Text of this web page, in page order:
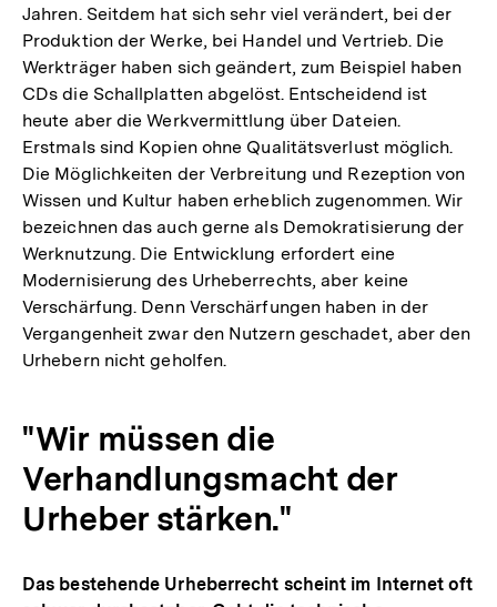
Jahren. Seitdem hat sich sehr viel verändert, bei der
Produktion der Werke, bei Handel und Vertrieb. Die
Werkträger haben sich geändert, zum Beispiel haben
CDs die Schallplatten abgelöst. Entscheidend ist
heute aber die Werkvermittlung über Dateien.
Erstmals sind Kopien ohne Qualitätsverlust möglich.
Die Möglichkeiten der Verbreitung und Rezeption von
Wissen und Kultur haben erheblich zugenommen. Wir
bezeichnen das auch gerne als Demokratisierung der
Werknutzung. Die Entwicklung erfordert eine
Modernisierung des Urheberrechts, aber keine
Verschärfung. Denn Verschärfungen haben in der
Vergangenheit zwar den Nutzern geschadet, aber den
Urhebern nicht geholfen.
"Wir müssen die
Verhandlungsmacht der
Urheber stärken."
Das bestehende Urheberrecht scheint im Internet oft